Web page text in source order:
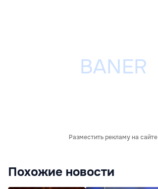
Разместить рекламу на сайте
Похожие новости